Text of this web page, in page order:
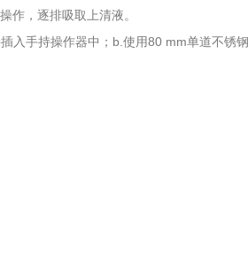
作，逐排吸取上清液。
入手持操作器中；b.使用80 mm单道不锈